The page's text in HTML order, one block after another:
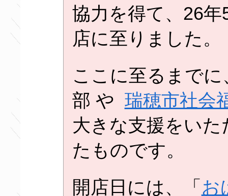
協力を得て、26
店に至りました。
ここに至るまで
部 や 瑞穂市社会
大きな支援をい
たものです。
開店日には、「 お